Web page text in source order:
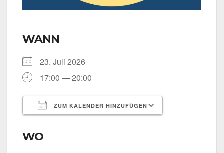
WANN
23. Juli 2026
17:00 — 20:00
ZUM KALENDER HINZUFÜGEN
WO